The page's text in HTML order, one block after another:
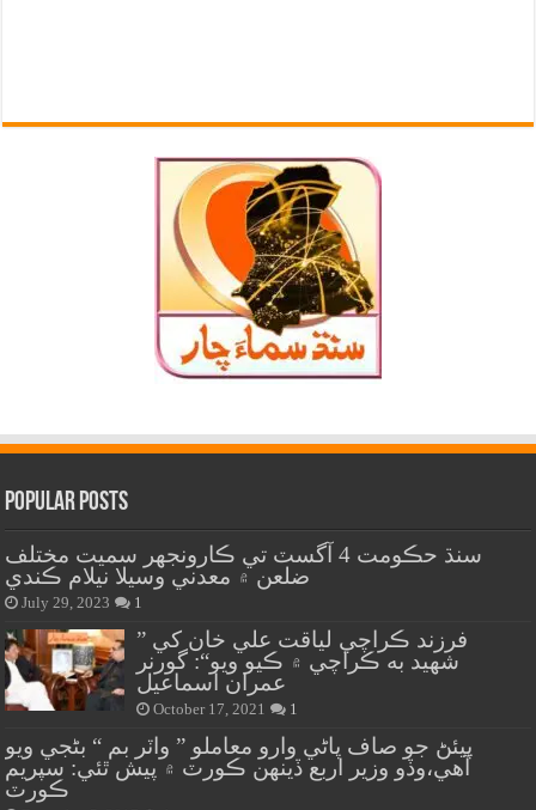
Popular Posts
سنڌ حڪومت 4 آگسٽ تي ڪارونجهر سميت مختلف
ضلعن ۾ معدني وسيلا نيلام ڪندي
July 29, 2023 1
” فرزند ڪراچي لياقت علي خان کي
شهيد به ڪراچي ۾ ڪيو ويو“: گورنر
عمران اسماعيل
October 17, 2021 1
پيئڻ جو صاف پاڻي وارو معاملو ” واٽر بم “ بڻجي ويو
آهي،وڏو وزير اربع ڏينهن ڪورٽ ۾ پيش ٿئي: سپريم
ڪورٽ